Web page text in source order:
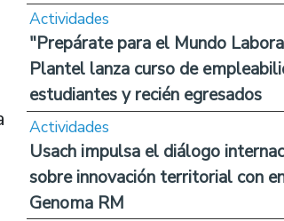
Actividades
"Prepárate para el Mundo
Plantel lanza curso de
estudiantes y recién egresados
Actividades
Usach impulsa el diálogo
sobre innovación territorial con
Genoma RM